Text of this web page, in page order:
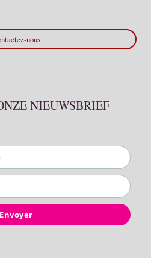
nous
NIEUWSBRIEF
Envoyer